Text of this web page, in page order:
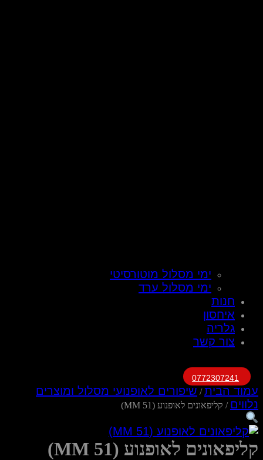
ימי מסלול מוטורסיטי
ימי מסלול ערד
חנות
איחסון
גלריה
צור קשר
0772307241
עמוד הבית/ שיפורים לאופנועי מסלול ומוצרים
נלווים / קליפאונים לאופנוע (51 MM)
קליפאונים לאופנוע (51 MM)